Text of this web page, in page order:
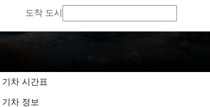
도착 도시
기차 시간표
기차 정보